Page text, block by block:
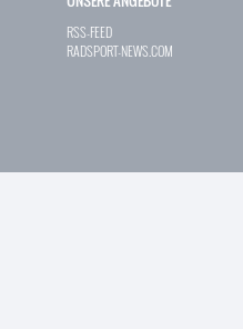
RSS-FEED
RADSPORT-NEWS.COM